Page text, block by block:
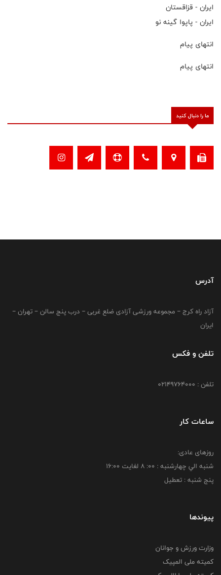
ایران - قزاقستان
ایران - پاپوا گینه نو
انتهای پیام
انتهای پیام
ما را دنبال کنید
آدرس
آزاد راه کرج – مجموعه ورزشی آزادی ضلع غربی – درب پنج سالن – تهران –
ایران
تلفن و فکس
تلفن : 02149764000
ساعات کار
روزهای عادی:
شنبه الي چهارشنبه : 00: 8 لغايت 16:00
پنج شنبه : تعطیل
پیوندها
وزارت ورزش و جوانان
کمیته ملی المپیک